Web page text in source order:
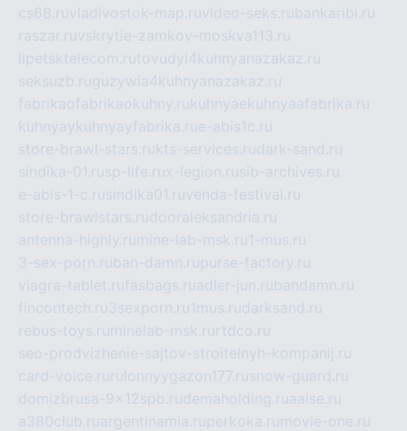
cs68.ruvladivostok-map.ruvideo-seks.rubankaribi.ru
raszar.ruvskrytie-zamkov-moskva113.ru
lipetsktelecom.rutovudyi4kuhnyanazakaz.ru
seksuzb.ruguzywia4kuhnyanazakaz.ru
fabrikaofabrikaokuhny.rukuhnyaekuhnyaafabrika.ru
kuhnyaykuhnyayfabrika.rue-abis1c.ru
store-brawl-stars.rukts-services.rudark-sand.ru
sindika-01.rusp-life.rux-legion.rusib-archives.ru
e-abis-1-c.rusindika01.ruvenda-festival.ru
store-brawlstars.rudooraleksandria.ru
antenna-highly.ru mine-lab-msk.ru1-mus.ru
3-sex-porn.ruban-damn.rupurse-factory.ru
viagra-tablet.rufasbags.ruadler-jun.rubandamn.ru
fincontech.ru3sexporn.ru1mus.rudarksand.ru
rebus-toys.ru minelab-msk.ru rtdco.ru
seo-prodvizhenie-sajtov-stroitelnyh-kompanij.ru
card-voice.ru rulonnyygazon177.rusnow-guard.ru
domizbrusa-9x12spb.rudemaholding.ruaalse.ru
a380club.ruargentinamia.ruperkoka.ru movie-one.ru